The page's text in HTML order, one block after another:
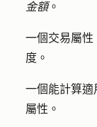
金額。
一個交易屬性
度。
一個能計算適
屬性。